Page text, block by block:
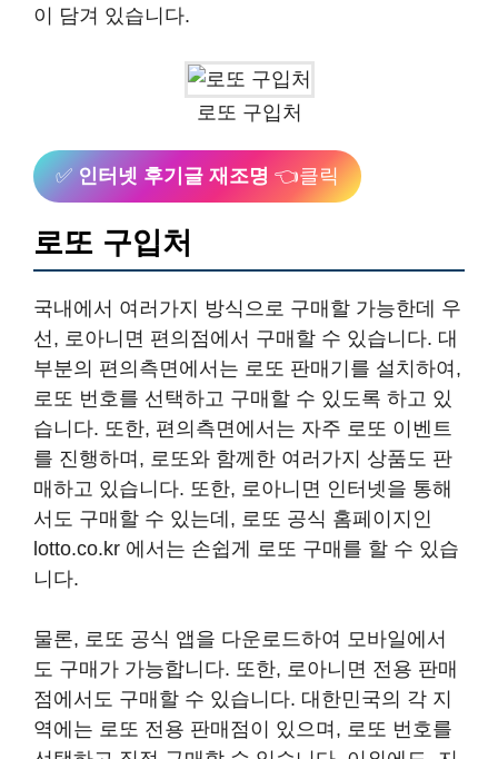
이 담겨 있습니다.
로또 구입처
✅ 인터넷 후기글 재조명 👈클릭
로또 구입처
국내에서 여러가지 방식으로 구매할 가능한데 우
선, 로아니면 편의점에서 구매할 수 있습니다. 대
부분의 편의측면에서는 로또 판매기를 설치하여,
로또 번호를 선택하고 구매할 수 있도록 하고 있
습니다. 또한, 편의측면에서는 자주 로또 이벤트
를 진행하며, 로또와 함께한 여러가지 상품도 판
매하고 있습니다. 또한, 로아니면 인터넷을 통해
서도 구매할 수 있는데, 로또 공식 홈페이지인
lotto.co.kr 에서는 손쉽게 로또 구매를 할 수 있습
니다.
물론, 로또 공식 앱을 다운로드하여 모바일에서
도 구매가 가능합니다. 또한, 로아니면 전용 판매
점에서도 구매할 수 있습니다. 대한민국의 각 지
역에는 로또 전용 판매점이 있으며, 로또 번호를